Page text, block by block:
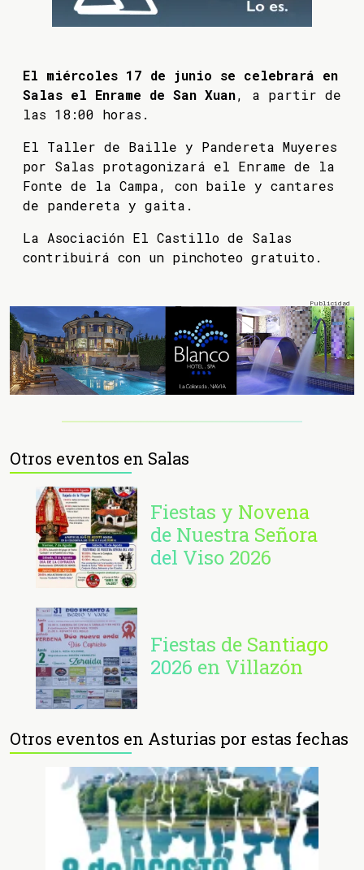
El miércoles 17 de junio se celebrará en
Salas el Enrame de San Xuan, a partir de
las 18:00 horas.
El Taller de Baille y Pandereta Muyeres
por Salas protagonizará el Enrame de la
Fonte de la Campa, con baile y cantares
de pandereta y gaita.
La Asociación El Castillo de Salas
contribuirá con un pinchoteo gratuito.
Otros eventos en Salas
Fiestas y Novena
de Nuestra Señora
del Viso 2026
Fiestas de Santiago
2026 en Villazón
Otros eventos en Asturias por estas fechas